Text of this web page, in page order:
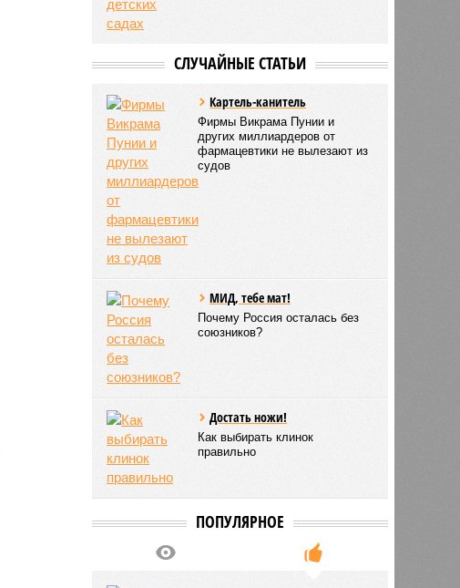
СЛУЧАЙНЫЕ СТАТЬИ
Картель-канитель
Фирмы Викрама Пунии и
других миллиардеров от
фармацевтики не вылезают из
судов
МИД, тебе мат!
Почему Россия осталась без
союзников?
Достать ножи!
Как выбирать клинок
правильно
ПОПУЛЯРНОЕ